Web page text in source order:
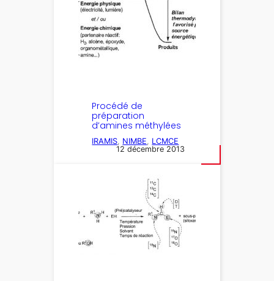
Procédé de
préparation
d’amines méthylées
IRAMIS NIMBE
LCMCE
12 décembre 2013